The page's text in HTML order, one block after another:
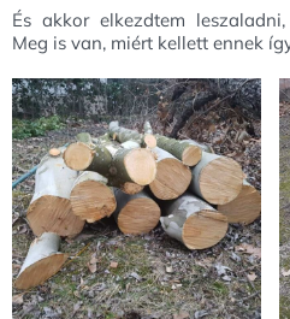
És akkor elkezdtem
Meg is van, miért kellett ennek